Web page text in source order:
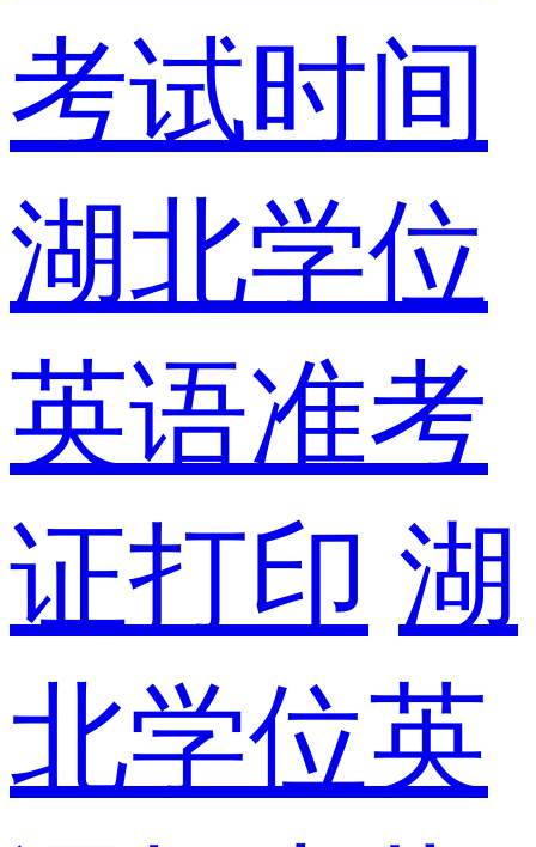
考试时间
湖北学位
英语准考
证打印 湖
北学位英